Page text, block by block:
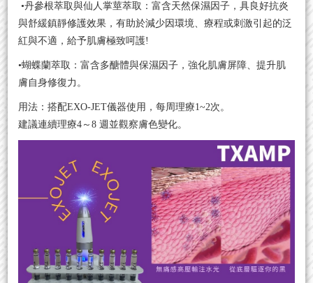
•丹參根萃取與仙人掌莖萃取：富含天然保濕因子，具良好抗炎
與舒緩鎮靜修護效果，有助於減少因環境、療程或刺激引起的泛
紅與不適，給予肌膚極致呵護!
•蝴蝶蘭萃取：富含多醣體與保濕因子，強化肌膚屏障、提升肌
膚自身修復力。
用法：搭配EXO-JET儀器使用，每周理療1~2次。
建議連續理療4～8 週並觀察膚色變化。